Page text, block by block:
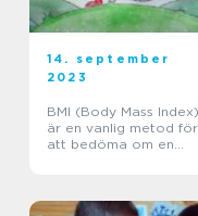
14. september
2023
BMI (Body Mass Index)
är en vanlig metod för
att bedöma om en